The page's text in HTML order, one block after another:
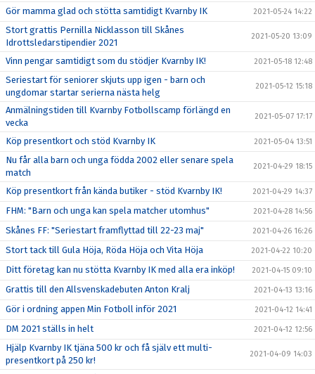
Gör mamma glad och stötta samtidigt Kvarnby IK 2021-05-24 14:22
Stort grattis Pernilla Nicklasson till Skånes
Idrottsledarstipendier 2021
2021-05-20 13:09
Vinn pengar samtidigt som du stödjer Kvarnby IK! 2021-05-18 12:48
Seriestart för seniorer skjuts upp igen - barn och
ungdomar startar serierna nästa helg
2021-05-12 15:18
Anmälningstiden till Kvarnby Fotbollscamp förlängd en
vecka
2021-05-07 17:17
Köp presentkort och stöd Kvarnby IK 2021-05-04 13:51
Nu får alla barn och unga födda 2002 eller senare spela
match
2021-04-29 18:15
Köp presentkort från kända butiker - stöd Kvarnby IK! 2021-04-29 14:37
FHM: "Barn och unga kan spela matcher utomhus" 2021-04-28 14:56
Skånes FF: "Seriestart framflyttad till 22-23 maj" 2021-04-26 16:26
Stort tack till Gula Höja, Röda Höja och Vita Höja 2021-04-22 10:20
Ditt företag kan nu stötta Kvarnby IK med alla era inköp! 2021-04-15 09:10
Grattis till den Allsvenskadebuten Anton Kralj 2021-04-13 13:16
Gör i ordning appen Min Fotboll inför 2021 2021-04-12 14:41
DM 2021 ställs in helt 2021-04-12 12:56
Hjälp Kvarnby IK tjäna 500 kr och få själv ett multi-
presentkort på 250 kr!
2021-04-09 14:03